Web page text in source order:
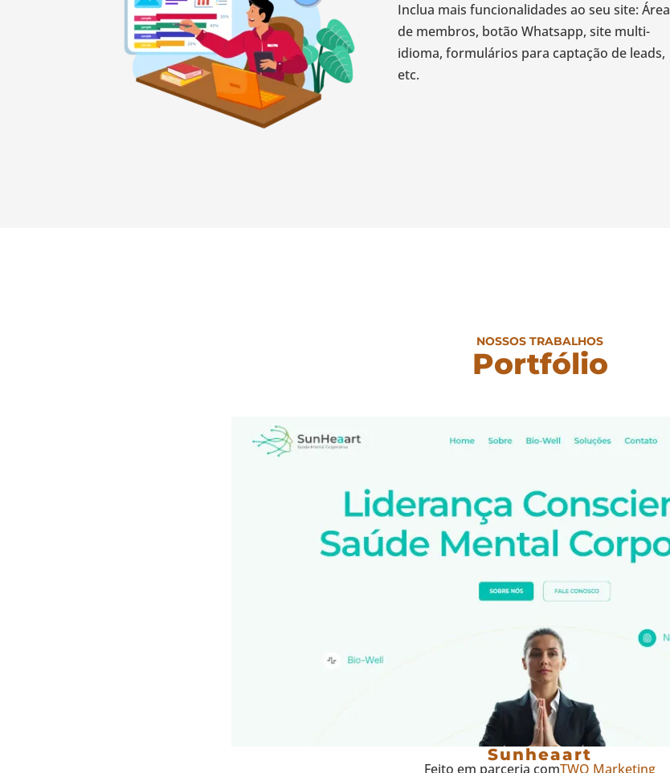
Inclua mais funcionalidades ao seu site: Área
de membros, botão Whatsapp, site multi-
idioma, formulários para captação de leads,
etc.
NOSSOS TRABALHOS
Portfólio
Sunheaart
Feito em parceria comTWO Marketing